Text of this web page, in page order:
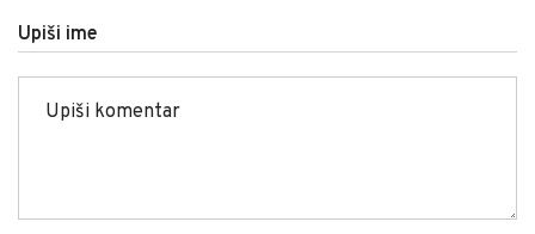
Upiši ime